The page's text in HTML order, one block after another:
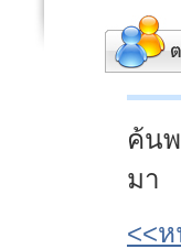
ค้น
มา
<<